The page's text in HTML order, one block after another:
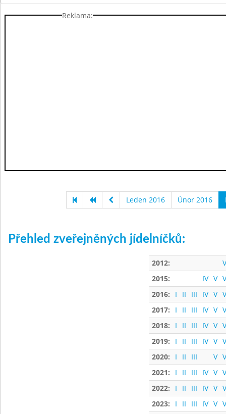
Reklama:
Leden 2016 Únor 2016
Přehled zveřejněných jídelníčků:
2012:
2015:
IV V
2016:
I II III IV V
2017:
I II III IV V
2018:
I II III IV V
2019:
I II III IV V
2020:
I II III V
2021:
I II III IV V
2022:
I II III IV V
2023:
I II III IV V